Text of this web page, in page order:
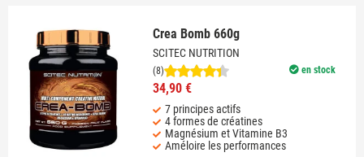
Crea Bomb 660g
SCITEC NUTRITION
en stock
(8)
34,90 €
7 principes actifs
4 formes de créatines
Magnésium et Vitamine B3
Améloire les performances